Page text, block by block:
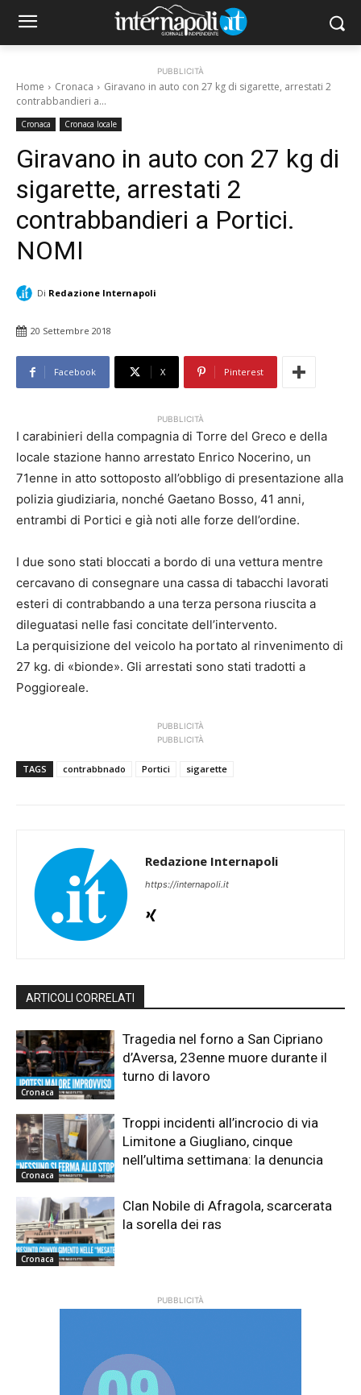
PUBBLICITÀ
Home Cronaca
Giravano in auto con 27 kg di sigarette, arrestati 2
contrabbandieri a...
Cronaca Cronaca locale
Giravano in auto con 27 kg di
sigarette, arrestati 2
contrabbandieri a Portici.
NOMI
Di Redazione Internapoli
20 Settembre 2018
Facebook X Pinterest
PUBBLICITÀ
I carabinieri della compagnia di Torre del Greco e della
locale stazione hanno arrestato Enrico Nocerino, un
71enne in atto sottoposto all’obbligo di presentazione alla
polizia giudiziaria, nonché Gaetano Bosso, 41 anni,
entrambi di Portici e già noti alle forze dell’ordine.
I due sono stati bloccati a bordo di una vettura mentre
cercavano di consegnare una cassa di tabacchi lavorati
esteri di contrabbando a una terza persona riuscita a
dileguatasi nelle fasi concitate dell’intervento.
La perquisizione del veicolo ha portato al rinvenimento di
27 kg. di «bionde». Gli arrestati sono stati tradotti a
Poggioreale.
PUBBLICITÀ
PUBBLICITÀ
TAGS contrabbnado Portici sigarette
Redazione Internapoli
https://internapoli.it
ARTICOLI CORRELATI
Cronaca
Tragedia nel forno a San Cipriano
d’Aversa, 23enne muore durante il
turno di lavoro
Cronaca
Troppi incidenti all’incrocio di via
Limitone a Giugliano, cinque
nell’ultima settimana: la denuncia
Cronaca
Clan Nobile di Afragola, scarcerata
la sorella dei ras
PUBBLICITÀ